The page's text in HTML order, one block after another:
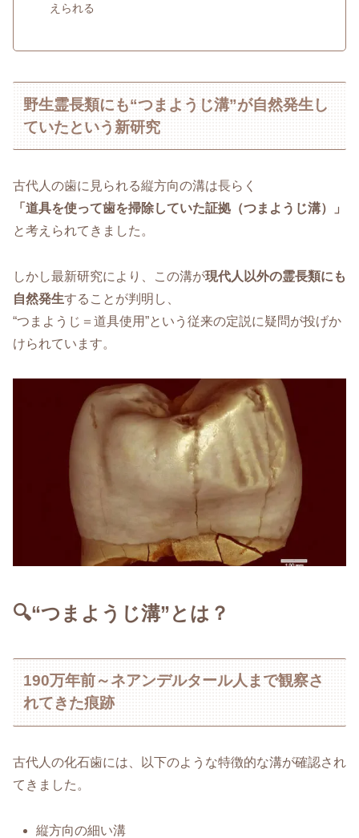
えられる
野生霊長類にも“つまようじ溝”が自然発生し
ていたという新研究
古代人の歯に見られる縦方向の溝は長らく
「道具を使って歯を掃除していた証拠（つまようじ溝）」
と考えられてきました。
しかし最新研究により、この溝が現代人以外の霊長類にも
自然発生することが判明し、
“つまようじ＝道具使用”という従来の定説に疑問が投げか
けられています。
🔍“つまようじ溝”とは？
190万年前～ネアンデルタール人まで観察さ
れてきた痕跡
古代人の化石歯には、以下のような特徴的な溝が確認され
てきました。
縦方向の細い溝